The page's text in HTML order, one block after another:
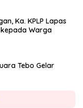
Ka. KPLP Lapas
Warga
Tebo Gelar